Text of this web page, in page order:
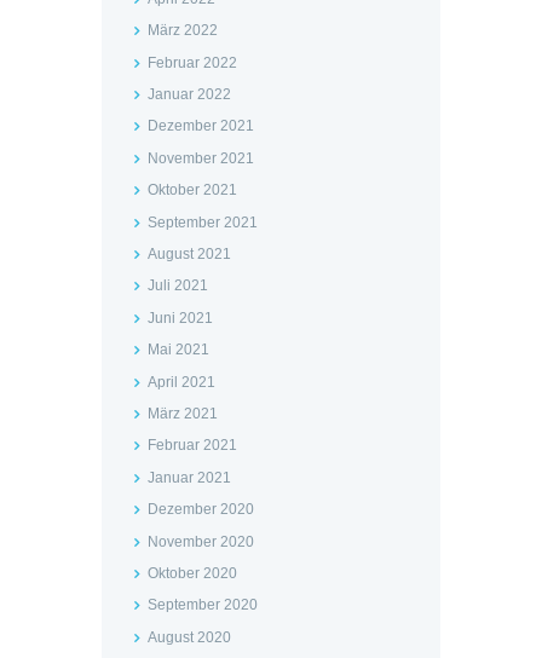
März 2022
Februar 2022
Januar 2022
Dezember 2021
November 2021
Oktober 2021
September 2021
August 2021
Juli 2021
Juni 2021
Mai 2021
April 2021
März 2021
Februar 2021
Januar 2021
Dezember 2020
November 2020
Oktober 2020
September 2020
August 2020